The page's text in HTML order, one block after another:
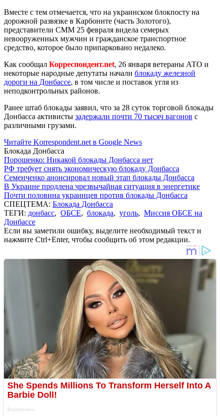
Вместе с тем отмечается, что на украинском блокпосту на
дорожной развязке в Карбоните (часть Золотого),
представители СММ 25 февраля видела семерых
невооруженных мужчин и гражданское транспортное
средство, которое было припарковано недалеко.
Как сообщал Корреспондент.net, 26 января ветераны АТО и
некоторые народные депутаты начали блокаду железной
дороги на Донбассе, в том числе и поставок угля из
неподконтрольных районов.
Ранее штаб блокады заявил, что за 28 суток торговой блокады
Донбасса активисты задержали почти 70 тысяч вагонов с
различными грузами.
Читайте Korrespondent.net в Google News
Блокада Донбасса
Порошенко: Никакой блокады Донбасса нет
РФ требует снять экономическую блокаду Донбасса
Семенченко анонсировал новый этап блокады Донбасса
В Украине продлена чрезвычайная ситуация в энергетике
Почти половина украинцев против блокады Донбасса
СПЕЦТЕМА: Блокада Донбасса
ТЕГИ: донбасс, ОБСЕ, блокада, уголь, Миссия ОБСЕ на
Донбассе
Если вы заметили ошибку, выделите необходимый текст и
нажмите Ctrl+Enter, чтобы сообщить об этом редакции.